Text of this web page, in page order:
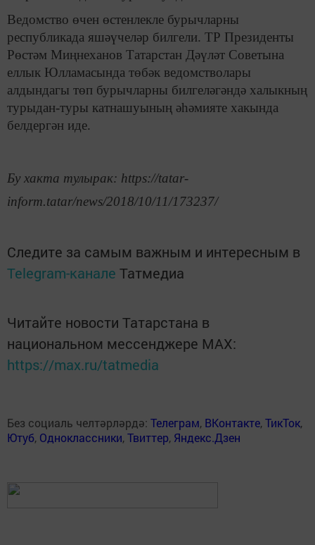
Ведомство өчен өстенлекле бурычларны
республикада яшәүчеләр билгели. ТР Президенты
Рөстәм Миңнеханов Татарстан Дәүләт Советына
еллык Юлламасында төбәк ведомстволары
алдындагы төп бурычларны билгеләгәндә халыкның
турыдан-туры катнашуының әһәмияте хакында
белдергән иде.
Бу хакта тулырак: https://tatar-
inform.tatar/news/2018/10/11/173237/
Следите за самым важным и интересным в
Telegram-канале Татмедиа
Читайте новости Татарстана в
национальном мессенджере MАХ:
https://max.ru/tatmedia
Без социаль челтәрләрдә: Телеграм, ВКонтакте,ТикТок,
Ютуб, Одноклассники,Твиттер, Яндекс.Дзен